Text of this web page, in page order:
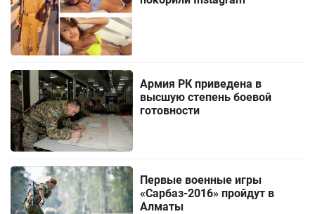
Армия РК приведена в
высшую степень боевой
готовности
Первые военные игры
«Сарбаз-2016» пройдут в
Алматы